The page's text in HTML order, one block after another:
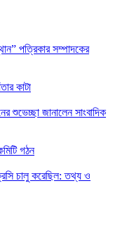
পত্রিকার সম্পাদকের
কাটা
শুভেচ্ছা জানালেন সাংবাদিক
গঠন
চালু করেছিল: তথ্য ও